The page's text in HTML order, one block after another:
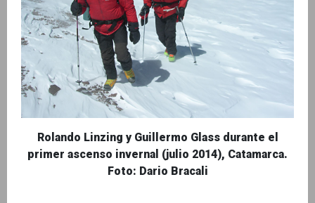
Rolando Linzing y Guillermo Glass durante el
primer ascenso invernal (julio 2014), Catamarca.
Foto: Dario Bracali